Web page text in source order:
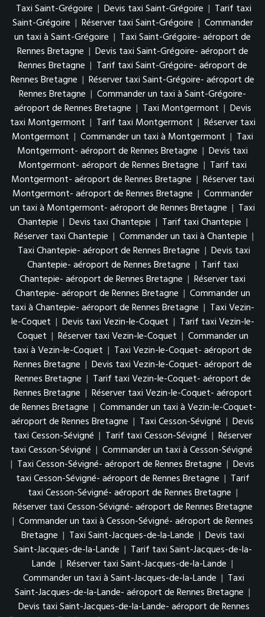
Taxi Saint-Grégoire | Devis taxi Saint-Grégoire | Tarif taxi
Saint-Grégoire | Réserver taxi Saint-Grégoire | Commander
un taxi à Saint-Grégoire | Taxi Saint-Grégoire- aéroport de
Rennes Bretagne | Devis taxi Saint-Grégoire- aéroport de
Rennes Bretagne | Tarif taxi Saint-Grégoire- aéroport de
Rennes Bretagne | Réserver taxi Saint-Grégoire- aéroport de
Rennes Bretagne | Commander un taxi à Saint-Grégoire-
aéroport de Rennes Bretagne | Taxi Montgermont | Devis
taxi Montgermont | Tarif taxi Montgermont | Réserver taxi
Montgermont | Commander un taxi à Montgermont | Taxi
Montgermont- aéroport de Rennes Bretagne | Devis taxi
Montgermont- aéroport de Rennes Bretagne | Tarif taxi
Montgermont- aéroport de Rennes Bretagne | Réserver taxi
Montgermont- aéroport de Rennes Bretagne | Commander
un taxi à Montgermont- aéroport de Rennes Bretagne | Taxi
Chantepie | Devis taxi Chantepie | Tarif taxi Chantepie |
Réserver taxi Chantepie | Commander un taxi à Chantepie |
Taxi Chantepie- aéroport de Rennes Bretagne | Devis taxi
Chantepie- aéroport de Rennes Bretagne | Tarif taxi
Chantepie- aéroport de Rennes Bretagne | Réserver taxi
Chantepie- aéroport de Rennes Bretagne | Commander un
taxi à Chantepie- aéroport de Rennes Bretagne | Taxi Vezin-
le-Coquet | Devis taxi Vezin-le-Coquet | Tarif taxi Vezin-le-
Coquet | Réserver taxi Vezin-le-Coquet | Commander un
taxi à Vezin-le-Coquet | Taxi Vezin-le-Coquet- aéroport de
Rennes Bretagne | Devis taxi Vezin-le-Coquet- aéroport de
Rennes Bretagne | Tarif taxi Vezin-le-Coquet- aéroport de
Rennes Bretagne | Réserver taxi Vezin-le-Coquet- aéroport
de Rennes Bretagne | Commander un taxi à Vezin-le-Coquet-
aéroport de Rennes Bretagne | Taxi Cesson-Sévigné | Devis
taxi Cesson-Sévigné | Tarif taxi Cesson-Sévigné | Réserver
taxi Cesson-Sévigné | Commander un taxi à Cesson-Sévigné
| Taxi Cesson-Sévigné- aéroport de Rennes Bretagne | Devis
taxi Cesson-Sévigné- aéroport de Rennes Bretagne | Tarif
taxi Cesson-Sévigné- aéroport de Rennes Bretagne |
Réserver taxi Cesson-Sévigné- aéroport de Rennes Bretagne
| Commander un taxi à Cesson-Sévigné- aéroport de Rennes
Bretagne | Taxi Saint-Jacques-de-la-Lande | Devis taxi
Saint-Jacques-de-la-Lande | Tarif taxi Saint-Jacques-de-la-
Lande | Réserver taxi Saint-Jacques-de-la-Lande |
Commander un taxi à Saint-Jacques-de-la-Lande | Taxi
Saint-Jacques-de-la-Lande- aéroport de Rennes Bretagne |
Devis taxi Saint-Jacques-de-la-Lande- aéroport de Rennes